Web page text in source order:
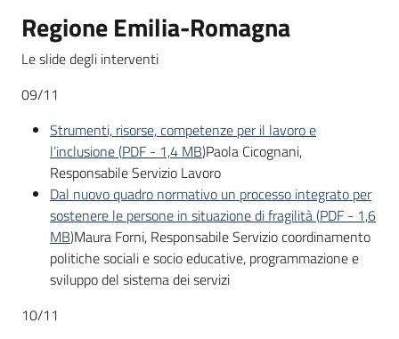
Regione Emilia-Romagna
Le slide degli interventi
09/11
Strumenti, risorse, competenze per il lavoro e
l’inclusione(PDF - 1,4 MB)Paola Cicognani,
Responsabile Servizio Lavoro
Dal nuovo quadro normativo un processo integrato per
sostenere le persone in situazione di fragilità(PDF - 1,6
MB)Maura Forni, Responsabile Servizio coordinamento
politiche sociali e socio educative, programmazione e
sviluppo del sistema dei servizi
10/11